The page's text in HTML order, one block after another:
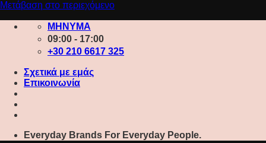
Μετάβαση στο περιεχόμενο
ΜΗΝΥΜΑ
09:00 - 17:00
+30 210 6617 325
Σχετικά με εμάς
Επικοινωνία
Everyday Brands For Everyday People.